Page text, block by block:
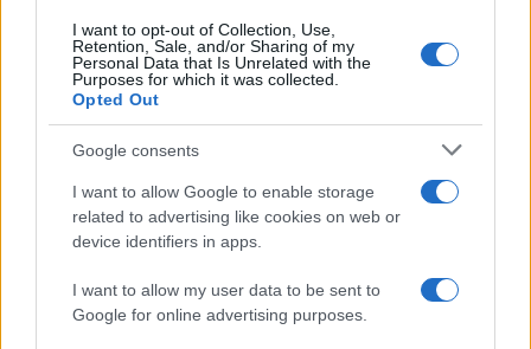
I want to opt-out of Collection, Use,
Retention, Sale, and/or Sharing of my
Personal Data that Is Unrelated with the
Purposes for which it was collected.
Opted Out
Google consents
I want to allow Google to enable storage
related to advertising like cookies on web or
device identifiers in apps.
I want to allow my user data to be sent to
Google for online advertising purposes.
À lire aussi
AUTOMOBILE